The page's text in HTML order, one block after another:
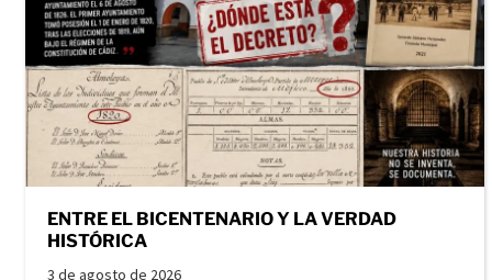
ENTRE EL BICENTENARIO Y LA VERDAD
HISTÓRICA
3 de agosto de 2026